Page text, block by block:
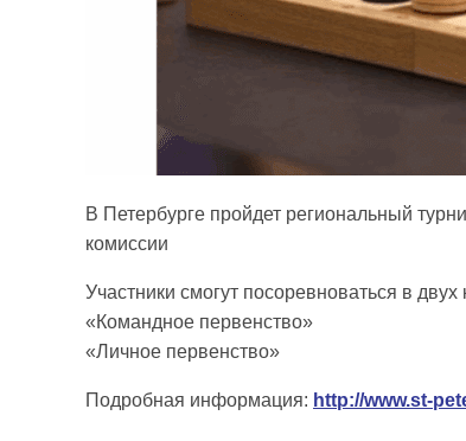
В Петербурге пройдет региональный
комиссии
Участники смогут посоревноваться в двух
«Командное первенство»
«Личное первенство»
Подробная информация: http://www.st-